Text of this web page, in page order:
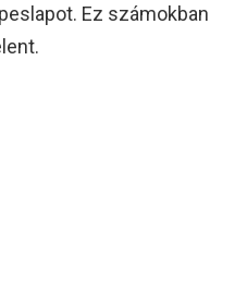
Ez számokban